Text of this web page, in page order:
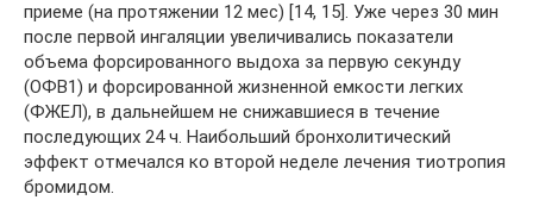
приеме (на протяжении 12 мес) [14, 15]. Уже через 30 мин
после первой ингаляции увеличивались показатели
объема форсированного выдоха за первую секунду
(ОФВ1) и форсированной жизненной емкости легких
(ФЖЕЛ), в дальнейшем не снижавшиеся в течение
последующих 24 ч. Наибольший бронхолитический
эффект отмечался ко второй неделе лечения тиотропия
бромидом.